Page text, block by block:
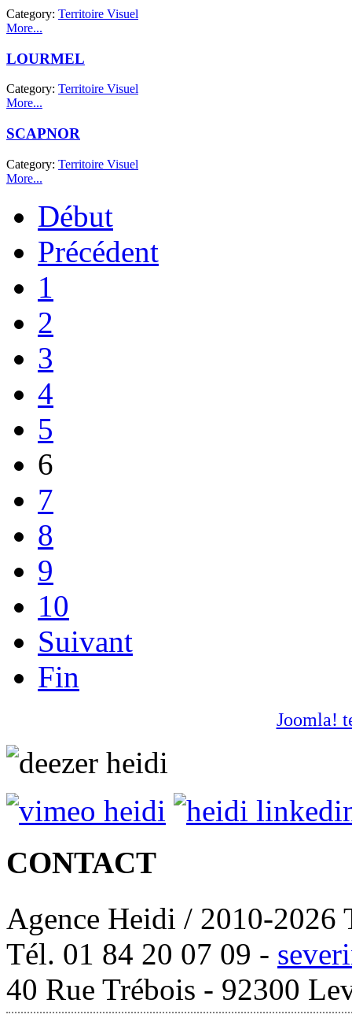
Category: Territoire Visuel
More...
LOURMEL
Category: Territoire Visuel
More...
SCAPNOR
Category: Territoire Visuel
More...
Début
Précédent
1
2
3
4
5
6
7
8
9
10
Suivant
Fin
Joomla!
CONTACT
Agence Heidi / 2010-2026
Tél. 01 84 20 07 09 -
40 Rue Trébois - 92300